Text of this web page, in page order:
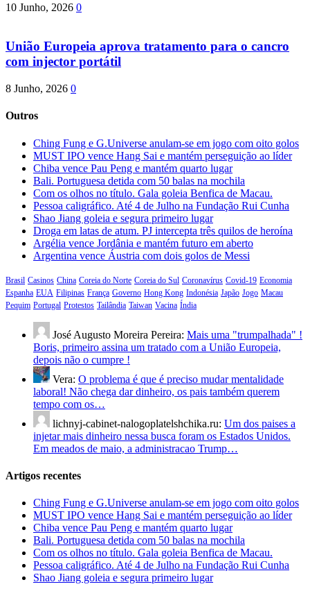
10 Junho, 2026 0
União Europeia aprova tratamento para o cancro
com injector portátil
8 Junho, 2026 0
Outros
Ching Fung e G.Universe anulam-se em jogo com oito golos
MUST IPO vence Hang Sai e mantém perseguição ao líder
Chiba vence Pau Peng e mantém quarto lugar
Bali. Portuguesa detida com 50 balas na mochila
Com os olhos no título. Gala goleia Benfica de Macau.
Pessoa caligráfico. Até 4 de Julho na Fundação Rui Cunha
Shao Jiang goleia e segura primeiro lugar
Droga em latas de atum. PJ intercepta três quilos de heroína
Argélia vence Jordânia e mantém futuro em aberto
Argentina vence Áustria com dois golos de Messi
Brasil Casinos China Coreia do Norte Coreia do Sul Coronavírus Covid-19 Economia
Espanha EUA Filipinas França Governo Hong Kong Indonésia Japão Jogo Macau
Pequim Portugal Protestos Tailândia Taiwan Vacina Índia
José Augusto Moreira Pereira: Mais uma "trumpalhada" !
Boris, primeiro assina um tratado com a União Europeia,
depois não o cumpre !
Vera: O problema é que é preciso mudar mentalidade
laboral! Não chega dar dinheiro, os pais também querem
tempo com os…
lichnyj-cabinet-nalogoplatelshchika.ru: Um dos paises a
injetar mais dinheiro nessa busca foram os Estados Unidos.
Em meados de maio, a administracao Trump…
Artigos recentes
Ching Fung e G.Universe anulam-se em jogo com oito golos
MUST IPO vence Hang Sai e mantém perseguição ao líder
Chiba vence Pau Peng e mantém quarto lugar
Bali. Portuguesa detida com 50 balas na mochila
Com os olhos no título. Gala goleia Benfica de Macau.
Pessoa caligráfico. Até 4 de Julho na Fundação Rui Cunha
Shao Jiang goleia e segura primeiro lugar